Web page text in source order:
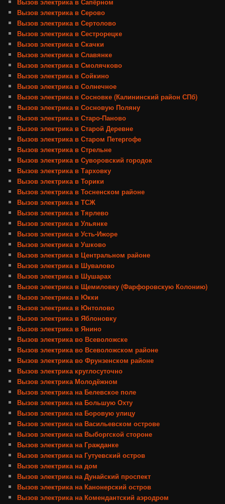
Вызов электрика в Серово
Вызов электрика в Сертолово
Вызов электрика в Сестрорецке
Вызов электрика в Скачки
Вызов электрика в Славянке
Вызов электрика в Смолячково
Вызов электрика в Сойкино
Вызов электрика в Солнечное
Вызов электрика в Сосновке (Калининский район СПб)
Вызов электрика в Сосновую Поляну
Вызов электрика в Старо-Паново
Вызов электрика в Старой Деревне
Вызов электрика в Старом Петергофе
Вызов электрика в Стрельне
Вызов электрика в Суворовский городок
Вызов электрика в Тарховку
Вызов электрика в Торики
Вызов электрика в Тосненском районе
Вызов электрика в ТСЖ
Вызов электрика в Тярлево
Вызов электрика в Ульянке
Вызов электрика в Усть-Ижоре
Вызов электрика в Ушково
Вызов электрика в Центральном районе
Вызов электрика в Шувалово
Вызов электрика в Шушарах
Вызов электрика в Щемиловку (Фарфоровскую Колонию)
Вызов электрика в Юкки
Вызов электрика в Юнтолово
Вызов электрика в Яблоновку
Вызов электрика в Янино
Вызов электрика во Всеволожске
Вызов электрика во Всеволожском районе
Вызов электрика во Фрунзенском районе
Вызов электрика круглосуточно
Вызов электрика Молодёжном
Вызов электрика на Белевское поле
Вызов электрика на Большую Охту
Вызов электрика на Боровую улицу
Вызов электрика на Васильевском острове
Вызов электрика на Выборгской стороне
Вызов электрика на Гражданке
Вызов электрика на Гутуевский остров
Вызов электрика на дом
Вызов электрика на Дунайский проспект
Вызов электрика на Канонерский остров
Вызов электрика на Комендантский аэродром